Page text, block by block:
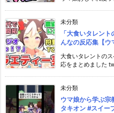
未分類
「大食いタレン
んなの反応集【ウ
大食いタレントの
応をまとめました
未分類
ウマ娘から学ぶ
タキオン #スイー